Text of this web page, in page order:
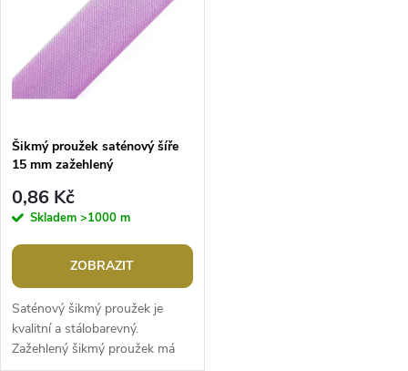
ů
Šikmý proužek saténový šíře
15 mm zažehlený
0,86 Kč
Skladem >1000 m
ZOBRAZIT
Saténový šikmý proužek je
kvalitní a stálobarevný.
Zažehlený šikmý proužek má